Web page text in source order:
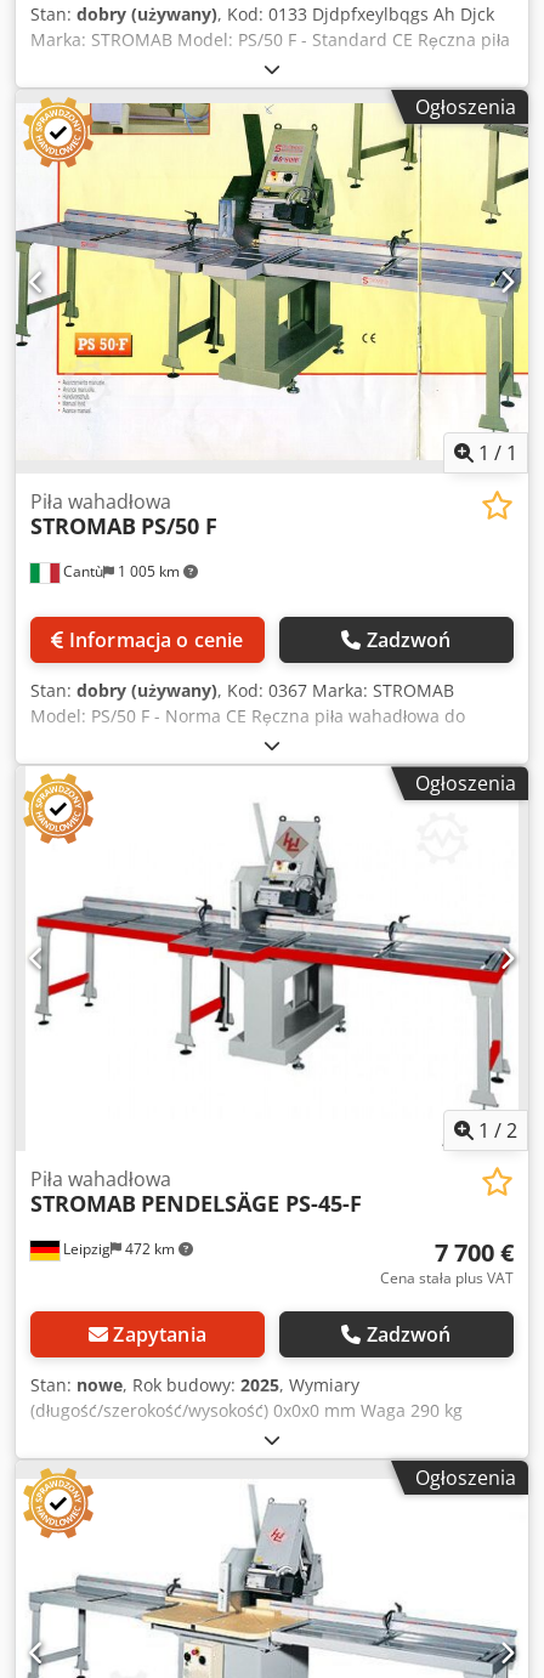
Stan: dobry (używany), Kod: 0133 Djdpfxeylbqgs Ah Djck
Marka: STROMAB Model: PS/50 F - Standard CE Ręczna piła
wahadłowa do cięcia desek, opakowań drewnianych, mebli,
ram okiennych i innych - Standard CE Dane techniczne:
Średnica tarczy mm: 500 F30 Prędkość obrotowa tarczy
rpm: 2800 Moc silnika KM: 7,5 Zdolność cięcia mm: 510
Głębokość cięcia mm: 145 Podawanie ręczne Średnica
króćca odciągowego mm: 150 Stół rolkowy podawczy mm:
2000 Stół rolkowy odbiorczy mm: 2000 Waga kg: 350
Ogłoszenia
1 / 1
Cantù 1 005 km
Piła wahadłowa
STROMAB PS/50 F
Informacja o cenie Zadzwoń
Stan: dobry (używany), Kod: 0367 Marka: STROMAB
Model: PS/50 F - Norma CE Ręczna piła wahadłowa do
cięcia desek, opakowań drewnianych, elementów
meblowych, ram okiennych i drzwiowych, tartaków oraz
innych - Norma CE Średnica tarczy 500 mm, otwór 30 mm
Prędkość obrotowa tarczy 2800 obr./min Silnik 7,5 KM
Dcedpey Hliqofx Ah Dek Maks. szerokość cięcia 510 mm
Maks. głębokość cięcia 145 mm Ręczne podawanie Stół
podający rolkowy 2000 mm Stół odbiorczy rolkowy 2000
mm Średnica króćca odciągu 150 mm Waga 350 kg
Ogłoszenia
1 /2
Leipzig 472 km
Piła wahadłowa
STROMAB PENDELSÄGE PS-45-F
7 700 €
Cena stała plus VAT
Zapytania Zadzwoń
Stan: nowe, Rok budowy: 2025, Wymiary
(długość/szerokość/wysokość) 0x0x0 mm Waga 290 kg
Całkowite zapotrzebowanie mocy 4 kW Piła wahadłowa PIŁA
WAHADŁOWA PS-45-F - Wysokość koszenia 130 mm -
Długość cięcia 510 mm - Silnik 4,0 kW - Napięcie 400V /
50Hz - Prędkość 2800 obr./min. Dsdpfxjvz H Acs Ah Deck -
Średnica tarczy piły 450 mm, otwór 30 mm - Podawanie
ręczne - Średnica króćca odciągowego 150 mm - w tym 1 m
przenośnik rolkowy podający z szyną oporową po prawej
stronie - w tym 1 m przenośnika rolkowego odbiorczego z
szyną oporową po lewej stronie - Zgodność z CE - Waga
290kg
Ogłoszenia